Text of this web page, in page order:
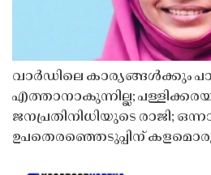
വാർഡിലെ കാര്യങ്ങൾക്കും
എത്താനാകുന്നില്ല;
ജനപ്രതിനിധിയുടെ രാജി;
ഉപതെരഞ്ഞെടുപ്പിന്